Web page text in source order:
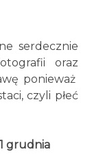
serdecznie
oraz
ponieważ
czyli płeć
grudnia